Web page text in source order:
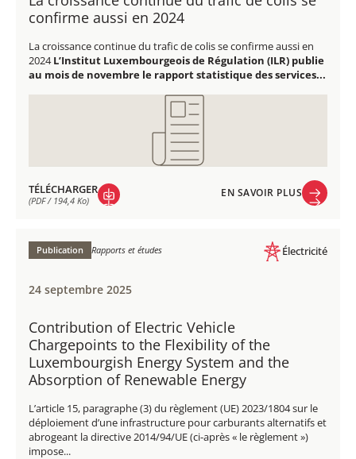
confirme aussi en 2024
La croissance continue du trafic de colis se confirme aussi en
2024L’Institut Luxembourgeois de Régulation (ILR) publie
au mois de novembre le rapport statistique des services...
TÉLÉCHARGER
(PDF / 194,4 Ko)
(PDF / 194,4 Ko)
EN SAVOIR PLUS
Publication Rapports et études Électricité
24 septembre 2025
Contribution of Electric Vehicle
Chargepoints to the Flexibility of the
Luxembourgish Energy System and the
Absorption of Renewable Energy
L’article 15, paragraphe (3) du règlement (UE) 2023/1804 sur le
déploiement d’une infrastructure pour carburants alternatifs et
abrogeant la directive 2014/94/UE (ci-après « le règlement »)
impose...